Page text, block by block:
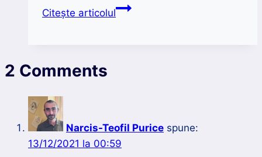
Citește articolulRomânia
și
recorduri
2 Comments
Narcis-Teofil Purice spune:
13/12/2021 la 00:59